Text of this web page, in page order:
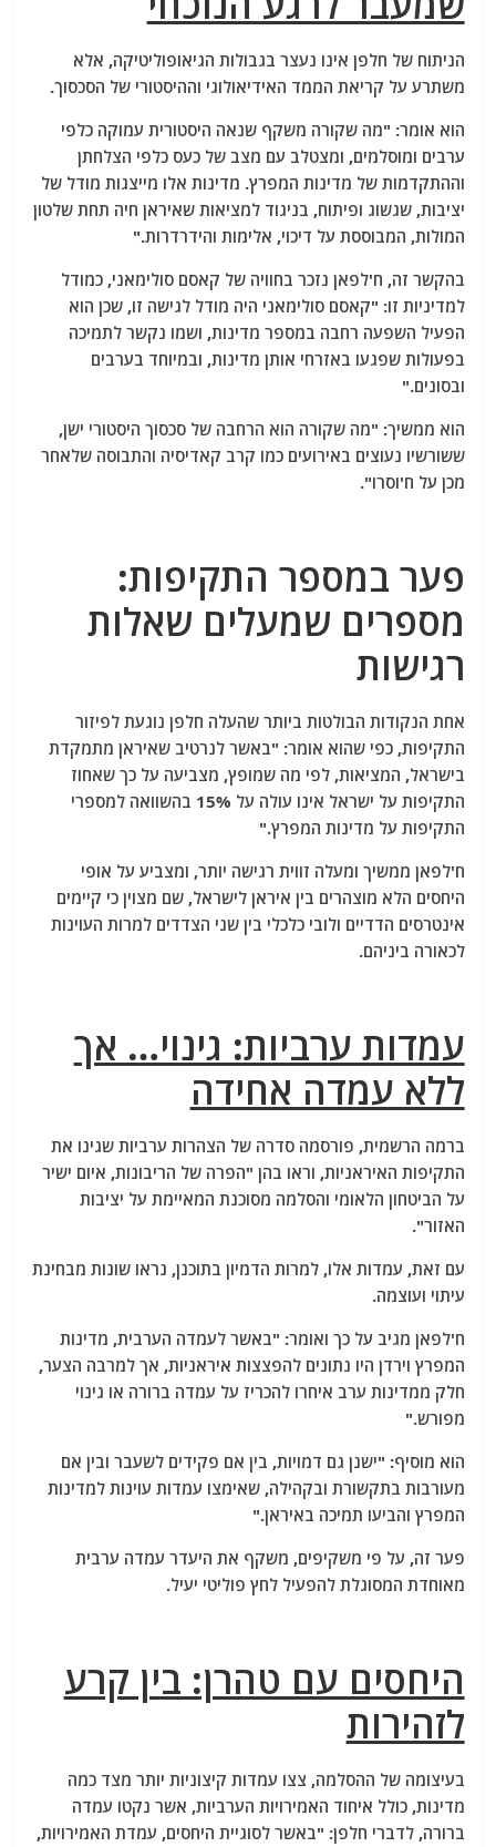
הניתוח של חלפן אינו נעצר בגבולות הגיאופוליטיקה, אלא
משתרע על קריאת הממד האידיאולוגי וההיסטורי של הסכסוך.
הוא אומר: "מה שקורה משקף שנאה היסטורית עמוקה כלפי
ערבים ומוסלמים, ומצטלב עם מצב של כעס כלפי הצלחתן
וההתקדמות של מדינות המפרץ. מדינות אלו מייצגות מודל של
יציבות, שגשוג ופיתוח, בניגוד למציאות שאיראן חיה תחת שלטון
המולות, המבוססת על דיכוי, אלימות והידרדרות."
בהקשר זה, ח'לפאן נזכר בחוויה של קאסם סולימאני, כמודל
למדיניות זו: "קאסם סולימאני היה מודל לגישה זו, שכן הוא
הפעיל השפעה רחבה במספר מדינות, ושמו נקשר לתמיכה
בפעולות שפגעו באזרחי אותן מדינות, ובמיוחד בערבים
ובסונים."
הוא ממשיך: "מה שקורה הוא הרחבה של סכסוך היסטורי ישן,
ששורשיו נעוצים באירועים כמו קרב קאדיסיה והתבוסה שלאחר
מכן על ח'וסרו".
פער במספר התקיפות:
מספרים שמעלים שאלות
רגישות
אחת הנקודות הבולטות ביותר שהעלה חלפן נוגעת לפיזור
התקיפות, כפי שהוא אומר: "באשר לנרטיב שאיראן מתמקדת
בישראל, המציאות, לפי מה שמופץ, מצביעה על כך שאחוז
התקיפות על ישראל אינו עולה על 15% בהשוואה למספרי
התקיפות על מדינות המפרץ."
ח'לפאן ממשיך ומעלה זווית רגישה יותר, ומצביע על אופי
היחסים הלא מוצהרים בין איראן לישראל, שם מצוין כי קיימים
אינטרסים הדדיים ולובי כלכלי בין שני הצדדים למרות העוינות
לכאורה ביניהם.
עמדות ערביות: גינוי… אך
ללא עמדה אחידה
ברמה הרשמית, פורסמה סדרה של הצהרות ערביות שגינו את
התקיפות האיראניות, וראו בהן "הפרה של הריבונות, איום ישיר
על הביטחון הלאומי והסלמה מסוכנת המאיימת על יציבות
האזור".
עם זאת, עמדות אלו, למרות הדמיון בתוכנן, נראו שונות מבחינת
עיתוי ועוצמה.
ח'לפאן מגיב על כך ואומר: "באשר לעמדה הערבית, מדינות
המפרץ וירדן היו נתונים להפצצות איראניות, אך למרבה הצער,
חלק ממדינות ערב איחרו להכריז על עמדה ברורה או גינוי
מפורש."
הוא מוסיף: "ישנן גם דמויות, בין אם פקידים לשעבר ובין אם
מעורבות בתקשורת ובקהילה, שאימצו עמדות עוינות למדינות
המפרץ והביעו תמיכה באיראן."
פער זה, על פי משקיפים, משקף את היעדר עמדה ערבית
מאוחדת המסוגלת להפעיל לחץ פוליטי יעיל.
היחסים עם טהרן: בין קרע
לזהירות
בעיצומה של ההסלמה, צצו עמדות קיצוניות יותר מצד כמה
מדינות, כולל איחוד האמירויות הערביות, אשר נקטו עמדה
ברורה, לדברי חלפן: "באשר לסוגיית היחסים, עמדת האמירויות,